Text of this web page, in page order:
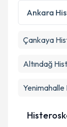
Ankara
Çankaya
Altındağ
Yenimahalle